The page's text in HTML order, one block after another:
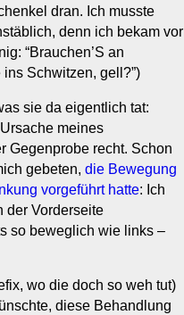
dran. Ich musste
denn ich bekam vor
“Brauchen’S an
ins Schwitzen, gell?”)
sie da eigentlich tat:
meines
Gegenprobe recht. Schon
gebeten, die Bewegung
vorgeführt hatte: Ich
der Vorderseite
so beweglich wie links –
wo die doch so weh tut)
diese Behandlung